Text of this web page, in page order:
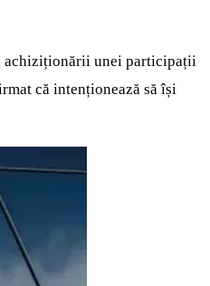
achiziționării unei participații
că intenționează să își